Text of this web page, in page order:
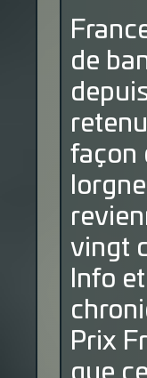
de
façon
vingt
Info
Prix